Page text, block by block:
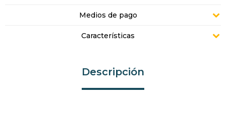
Medios de pago
Características
Descripción